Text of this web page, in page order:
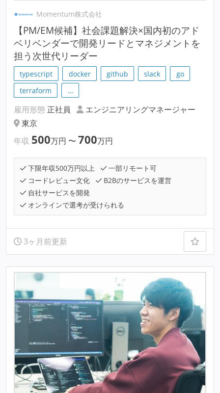
Momentum株式会社
【PM/EM候補】社会課題解決×国内初のアド
ベリベンダーで開発リードとマネジメントを
担う次世代リーダー
typescript docker github slack
go
terraform
…
雇用形態 正社員
エンジニアリングマネージャー
東京
年収 500万円 〜 700万円
下限年収500万円以上
一部リモート可
コードレビュー文化
B2Bのサービスを運営
自社サービスを開発
オンラインで選考が受けられる
3ヶ月前更新